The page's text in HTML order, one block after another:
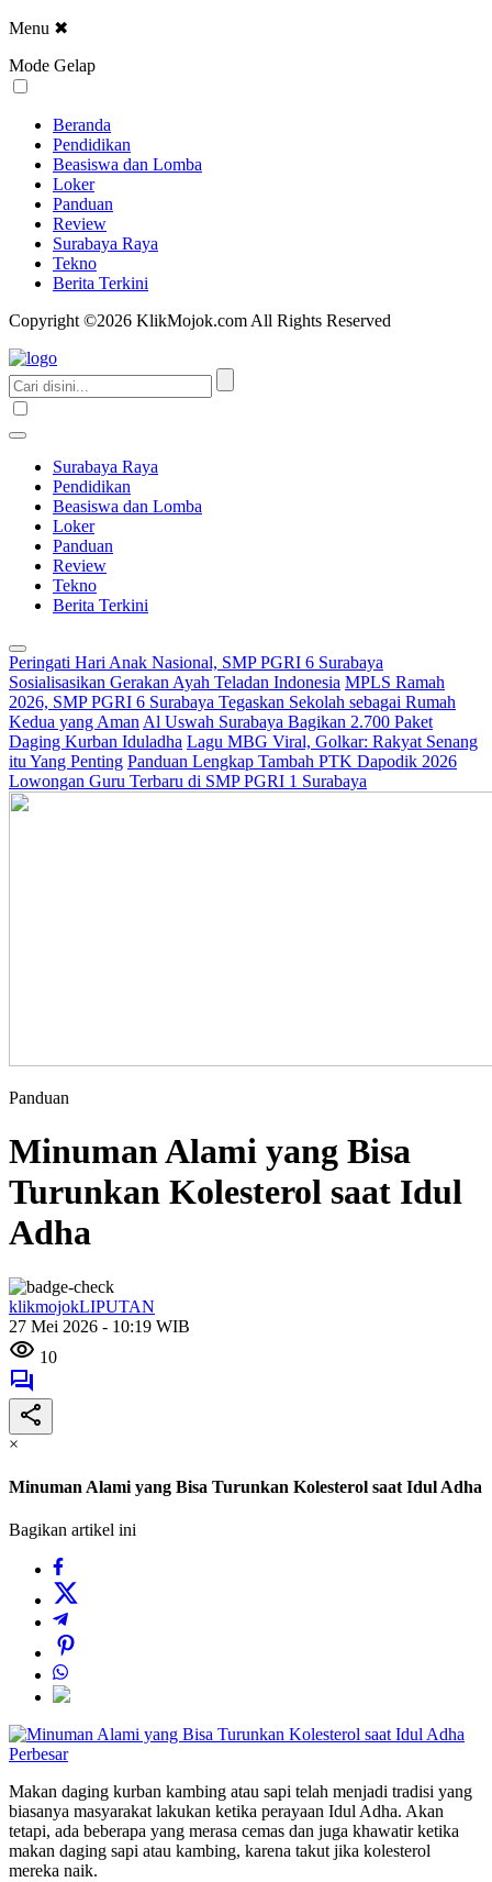
Menu ✖
Mode Gelap
Beranda
Pendidikan
Beasiswa dan Lomba
Loker
Panduan
Review
Surabaya Raya
Tekno
Berita Terkini
Copyright ©2026 KlikMojok.com All Rights Reserved
Surabaya Raya
Pendidikan
Beasiswa dan Lomba
Loker
Panduan
Review
Tekno
Berita Terkini
Peringati Hari Anak Nasional, SMP PGRI 6 Surabaya
Sosialisasikan Gerakan Ayah Teladan Indonesia MPLS Ramah
2026, SMP PGRI 6 Surabaya Tegaskan Sekolah sebagai Rumah
Kedua yang Aman Al Uswah Surabaya Bagikan 2.700 Paket
Daging Kurban Iduladha Lagu MBG Viral, Golkar: Rakyat Senang
itu Yang Penting Panduan Lengkap Tambah PTK Dapodik 2026
Lowongan Guru Terbaru di SMP PGRI 1 Surabaya
Panduan
Minuman Alami yang Bisa
Turunkan Kolesterol saat Idul
Adha
klikmojokLIPUTAN
27 Mei 2026 - 10:19 WIB
10
×
Minuman Alami yang Bisa Turunkan Kolesterol saat Idul Adha
Bagikan artikel ini
Perbesar
Makan daging kurban kambing atau sapi telah menjadi tradisi yang
biasanya masyarakat lakukan ketika perayaan Idul Adha. Akan
tetapi, ada beberapa yang merasa cemas dan juga khawatir ketika
makan daging sapi atau kambing, karena takut jika kolesterol
mereka naik.